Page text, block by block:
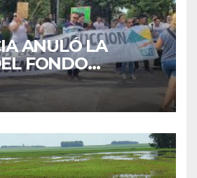
ANULÓ LA
FONDO
EMPLEADOS DE
DE LA
DEL CHACO